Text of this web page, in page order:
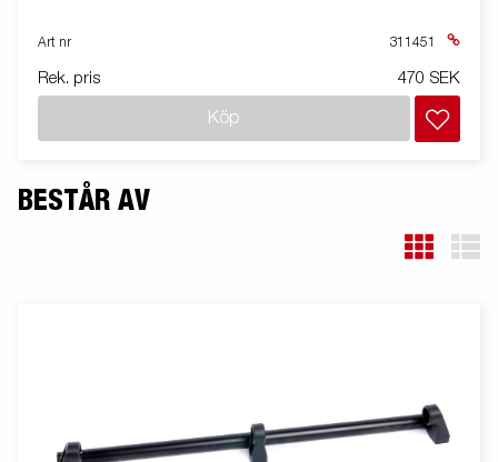
Art nr 311451
Rek. pris 470 SEK
Köp
BESTÅR AV